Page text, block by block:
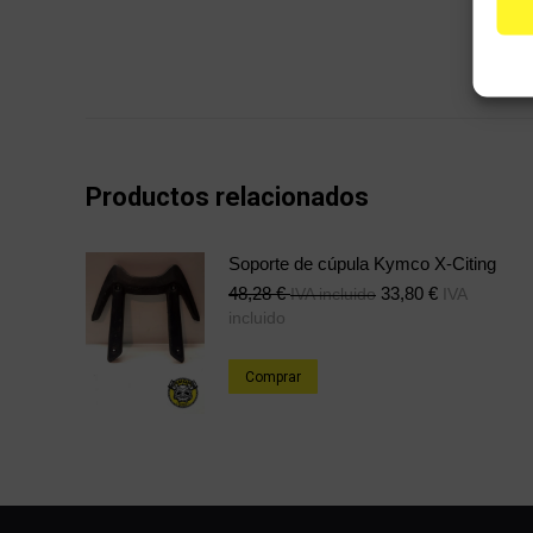
Productos relacionados
Soporte de cúpula Kymco X-Citing
48,28€ IVA incluido 33,80 € IVA
incluido
Comprar